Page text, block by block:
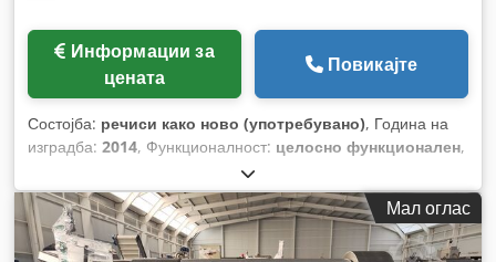
цената
Повикајте
Состојба: речиси како ново (употребувано), Година на
изградба: 2014, Функционалност: целосно функционален,
Мал оглас